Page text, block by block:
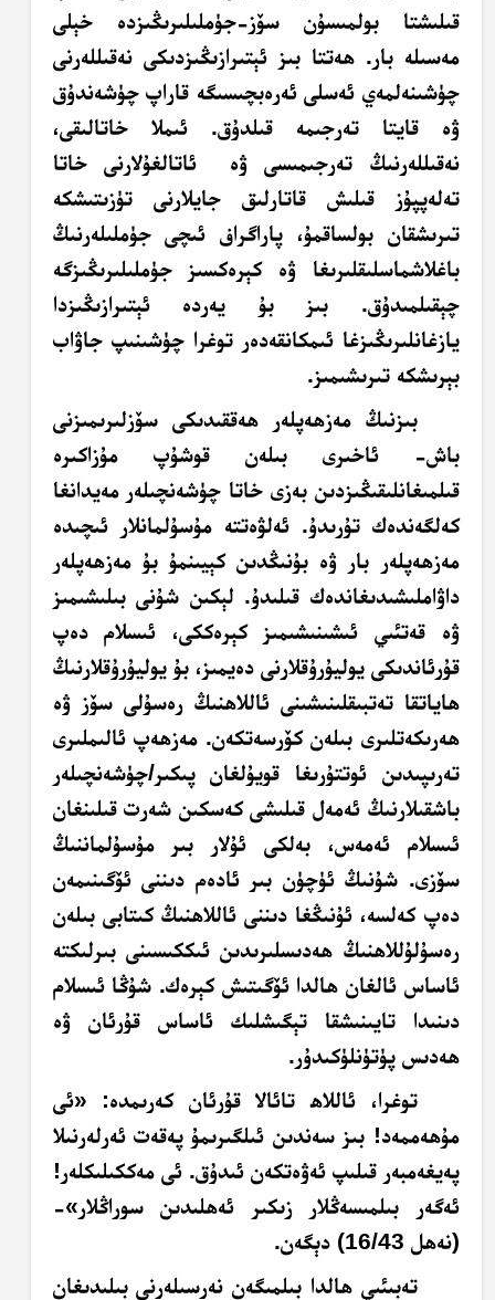
قىلىشتا بولمىسۇن سۆز-جۈملىلىرىڭىزدە خېلى
مەسىلە بار. ھەتتا بىز ئېتىرازىڭىزدىكى نەقىللەرنى
چۈشىنەلمەي ئەسلى ئەرەبچىسىگە قاراپ چۈشەندۇق
ۋە قايتا تەرجىمە قىلدۇق. ئىملا خاتالىقى،
نەقىللەرنىڭ تەرجىمىسى ۋە ئاتالغۇلارنى خاتا
تەلەپپۇز قىلىش قاتارلىق جايلارنى تۈزىتىشكە
تىرىشقان بولساقمۇ، پاراگراف ئىچى جۈملىلەرنىڭ
باغلاشماسلىقلىرىغا ۋە كېرەكسىز جۈملىلىرىڭىزگە
چېقىلمىدۇق. بىز بۇ يەردە ئېتىرازىڭىزدا
يازغانلىرىڭىزغا ئىمكانقەدەر توغرا چۈشىنىپ جاۋاب
بېرىشكە تىرىشىمىز.
بىزنىڭ مەزھەپلەر ھەققىدىكى سۆزلىرىمىزنى
باش- ئاخىرى بىلەن قوشۇپ مۇزاكىرە
قىلمىغانلىقىڭىزدىن بەزى خاتا چۈشەنچىلەر مەيدانغا
كەلگەندەك تۇرىدۇ. ئەلۋەتتە مۇسۇلمانلار ئىچىدە
مەزھەپلەر بار ۋە بۇنىڭدىن كېيىنمۇ بۇ مەزھەپلەر
داۋاملىشىدىغاندەك قىلىدۇ. لېكىن شۇنى بىلىشىمىز
ۋە قەتئىي ئىشىنىشىمىز كېرەككى، ئىسلام دەپ
قۇرئاندىكى يوليۇرۇقلارنى دەيمىز، بۇ يوليۇرۇقلارنىڭ
ھاياتقا تەتبىقلىنىشىنى ئاللاھنىڭ رەسۇلى سۆز ۋە
ھەرىكەتلىرى بىلەن كۆرسەتكەن. مەزھەپ ئالىملىرى
تەرىپىدىن ئوتتۇرىغا قويۇلغان پىكىر/چۈشەنچىلەر
باشقىلارنىڭ ئەمەل قىلىشى كەسكىن شەرت قىلىنغان
ئىسلام ئەمەس، بەلكى ئۇلار بىر مۇسۇلماننىڭ
سۆزى. شۇنىڭ ئۈچۈن بىر ئادەم دىننى ئۆگىنىمەن
دەپ كەلسە، ئۇنىڭغا دىننى ئاللاھنىڭ كىتابى بىلەن
رەسۇلۇللاھنىڭ ھەدىسلىرىدىن ئىككىسىنى بىرلىكتە
ئاساس ئالغان ھالدا ئۆگىتىش كېرەك. شۇڭا ئىسلام
دىنىدا تايىنىشقا تېگىشلىك ئاساس قۇرئان ۋە
ھەدىس پۈتۈنلۈكىدۇر.
توغرا، ئاللاھ تائالا قۇرئان كەرىمدە: «ئى
مۇھەممەد! بىز سەندىن ئىلگىرىمۇ پەقەت ئەرلەرنىلا
پەيغەمبەر قىلىپ ئەۋەتكەن ئىدۇق. ئى مەككىلىكلەر!
ئەگەر بىلمىسەڭلار زىكىر ئەھلىدىن سوراڭلار»-
(نەھل 16/43) دېگەن.
تەبىئىيھالدا بىلمىگەن نەرسىلەرنى بىلىدىغان